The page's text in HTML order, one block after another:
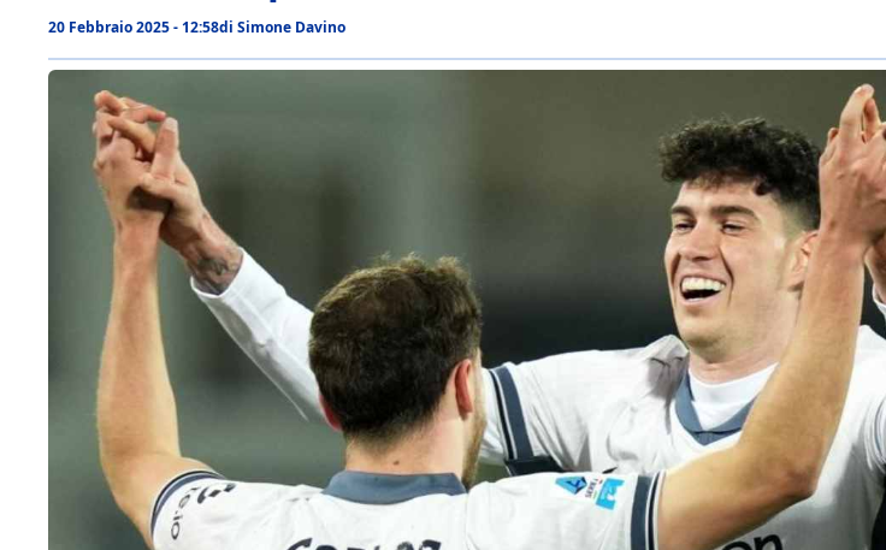
20 Febbraio 2025 - 12:58di Simone Davino